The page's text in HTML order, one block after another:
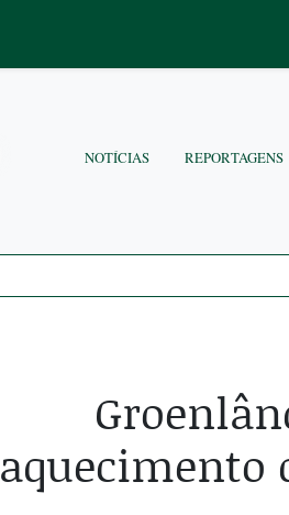
NOTÍCIAS REPORTAGENS
aquecimento